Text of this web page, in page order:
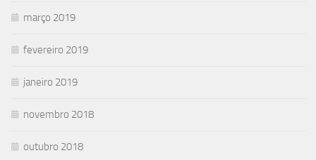
março 2019
fevereiro 2019
janeiro 2019
novembro 2018
outubro 2018